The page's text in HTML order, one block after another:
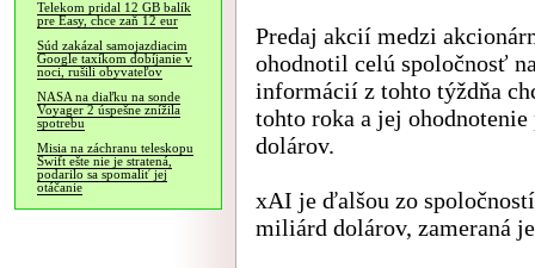
Telekom pridal 12 GB balík
pre Easy, chce zaň 12 eur
Súd zakázal samojazdiacim
Google taxíkom dobíjanie v
noci, rušili obyvateľov
NASA na diaľku na sonde
Voyager 2 úspešne znížila
spotrebu
Misia na záchranu teleskopu
Swift ešte nie je stratená,
podarilo sa spomaliť jej
otáčanie
Predaj akcií medzi
ohodnotil celú spoločnosť
informácií z tohto týždňa
tohto roka a jej
dolárov.
xAI je ďalšou zo
miliárd dolárov, zameraná